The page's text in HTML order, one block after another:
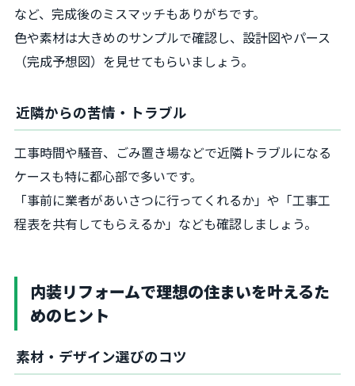
など、完成後のミスマッチもありがちです。
色や素材は大きめのサンプルで確認し、設計図やパース
（完成予想図）を見せてもらいましょう。
近隣からの苦情・トラブル
工事時間や騒音、ごみ置き場などで近隣トラブルになる
ケースも特に都心部で多いです。
「事前に業者があいさつに行ってくれるか」や「工事工
程表を共有してもらえるか」なども確認しましょう。
内装リフォームで理想の住まいを叶えるた
めのヒント
素材・デザイン選びのコツ